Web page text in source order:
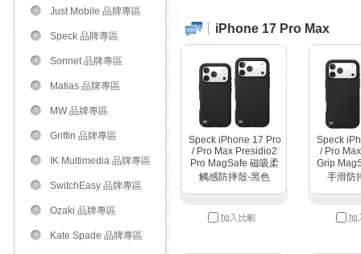
Just Mobile 品牌專區
Speck 品牌專區
Sonnet 品牌專區
Matias 品牌專區
MW 品牌專區
Griffin 品牌專區
IK Multimedia 品牌專區
SwitchEasy 品牌專區
Ozaki 品牌專區
Kate Spade 品牌專區
iPhone 17 Pro Max
Speck iPhone 17 Pro
/ Pro Max Presidio2
Pro MagSafe 磁吸柔
觸感防摔殼-黑色
Speck
/ Pro
Grip
手滑防